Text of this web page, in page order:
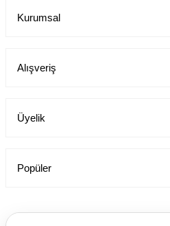
Kurumsal
Alışveriş
Üyelik
Popüler